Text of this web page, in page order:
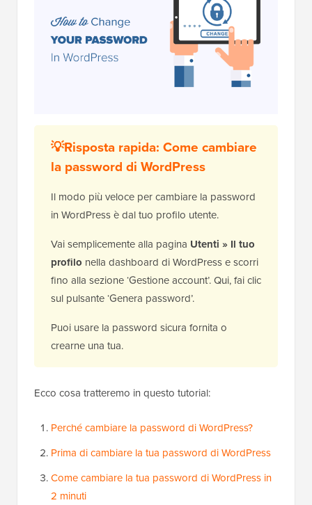
💡Risposta rapida: Come cambiare
la password di WordPress
Il modo più veloce per cambiare la password
in WordPress è dal tuo profilo utente.
Vai semplicemente alla pagina Utenti » Il tuo
profilo nella dashboard di WordPress e scorri
fino alla sezione ‘Gestione account’. Qui, fai clic
sul pulsante ‘Genera password’.
Puoi usare la password sicura fornita o
crearne una tua.
Ecco cosa tratteremo in questo tutorial:
Perché cambiare la password di WordPress?
Prima di cambiare la tua password di WordPress
Come cambiare la tua password di WordPress in
2 minuti